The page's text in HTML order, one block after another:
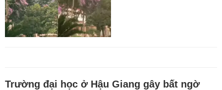
Trường đại học ở Hậu Giang gây bất ngờ